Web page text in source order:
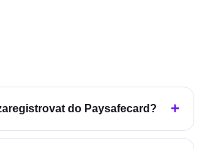
do Paysafecard?